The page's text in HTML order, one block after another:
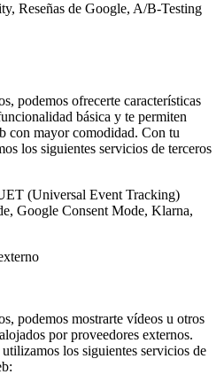
Reseñas de Google, A/B-Testing
podemos ofrecerte características
básica y te permiten
con mayor comodidad. Con tu
los siguientes servicios de terceros
(Universal Event Tracking)
Google Consent Mode, Klarna,
podemos mostrarte vídeos u otros
por proveedores externos.
los siguientes servicios de